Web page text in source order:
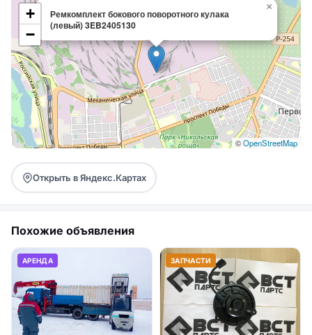
Ремкомплект бокового поворотного кулака
(левый) 3EB2405130
×
+
−
©OpenStreetMap
Открыть в Яндекс.Картах
Похожие объявления
АРЕНДА ЗАПЧАСТИ